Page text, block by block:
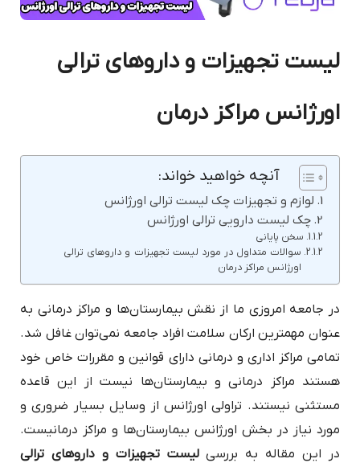
لیست تجهیزات و داروهای ترالی
اورژانس مراکز درمان
آنچه خواهید خواند:
لوازم و تجهیزات چک لیست ترالی اورژانس
چک لیست دارویی ترالی اورژانس
سخن پایانی
سوالات متداول در مورد لیست تجهیزات و داروهای ترالی
اورژانس مراکز درمان
در جامعه امروزی ما از نقش بیمارستان‌ها و مراکز درمانی به
عنوان مهمترین ارکان سلامت افراد جامعه نمی‌توان غافل شد.
تمامی مراکز اداری و درمانی دارای قوانین و مقررات خاص خود
هستند مراکز درمانی و بیمارستان‌ها نیست از این قاعده
مستثنی نیستند. تراولی اورژانس از وسایل بسیار ضروری و
مورد نیاز در بخش اورژانس بیمارستان‌ها و مراکز درمانیست.
در این مقاله به بررسیلیست تجهیزات و داروهای ترالی